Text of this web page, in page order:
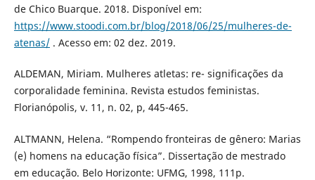
de Chico Buarque. 2018. Disponível em:
https://www.stoodi.com.br/blog/2018/06/25/mulheres-de-
atenas/. Acesso em: 02 dez. 2019.
ALDEMAN, Miriam. Mulheres atletas: re- significações da
corporalidade feminina. Revista estudos feministas.
Florianópolis, v. 11, n. 02, p, 445-465.
ALTMANN, Helena. “Rompendo fronteiras de gênero: Marias
(e) homens na educação física”. Dissertação de mestrado
em educação. Belo Horizonte: UFMG, 1998, 111p.